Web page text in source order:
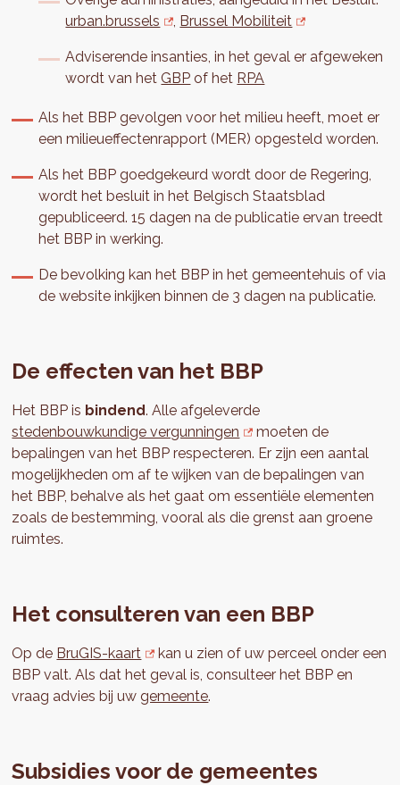
urban.brussels
Brussel Mobiliteit
Adviserende insanties, in het geval er afgeweken
wordt van het GBP of het RPA
Als het BBP gevolgen voor het milieu heeft, moet er
een milieueffectenrapport (MER) opgesteld worden.
Als het BBP goedgekeurd wordt door de Regering,
wordt het besluit in het Belgisch Staatsblad
gepubliceerd. 15 dagen na de publicatie ervan treedt
het BBP in werking.
De bevolking kan het BBP in het gemeentehuis of via
de website inkijken binnen de 3 dagen na publicatie.
De effecten van het BBP
Het BBP is bindend. Alle afgeleverde
stedenbouwkundige vergunningen
moeten de
bepalingen van het BBP respecteren. Er zijn een aantal
mogelijkheden om af te wijken van de bepalingen van
het BBP, behalve als het gaat om essentiële elementen
zoals de bestemming, vooral als die grenst aan groene
ruimtes.
Het consulteren van een BBP
Op de BruGIS-kaart
kan u zien of uw perceel onder een
BBP valt. Als dat het geval is, consulteer het BBP en
vraag advies bij uwgemeente.
Subsidies voor de gemeentes